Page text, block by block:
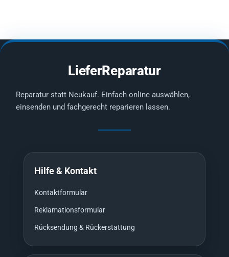
LieferReparatur
Reparatur statt Neukauf. Einfach online auswählen,
einsenden und fachgerecht reparieren lassen.
Hilfe & Kontakt
Kontaktformular
Reklamationsformular
Rücksendung & Rückerstattung